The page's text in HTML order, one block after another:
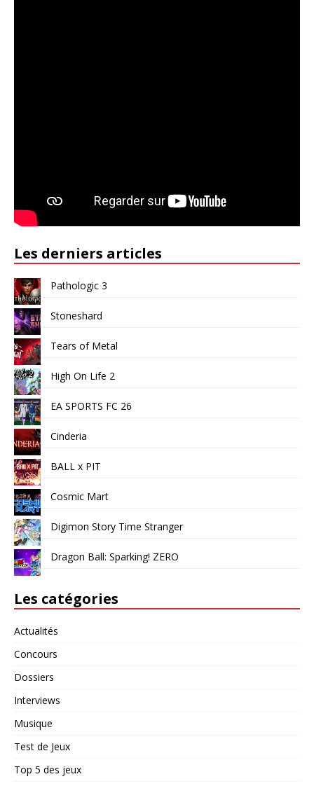
Les derniers articles
Pathologic 3
Stoneshard
Tears of Metal
High On Life 2
EA SPORTS FC 26
Cinderia
BALL x PIT
Cosmic Mart
Digimon Story Time Stranger
Dragon Ball: Sparking! ZERO
Les catégories
Actualités
Concours
Dossiers
Interviews
Musique
Test de Jeux
Top 5 des jeux